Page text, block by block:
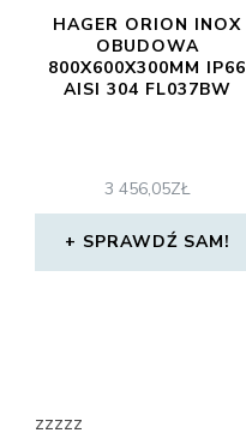
HAGER ORION INOX
OBUDOWA
800X600X300MM IP66
AISI 304 FL037BW
3 456,05ZŁ
SPRAWDŹ SAM!
zzzzz